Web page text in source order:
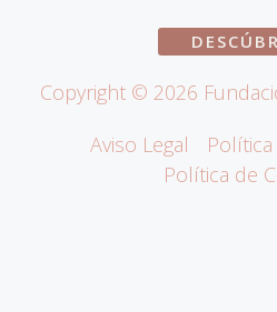
Copyright © 2026
Aviso Legal
Política de